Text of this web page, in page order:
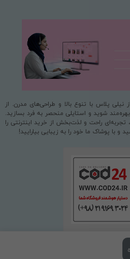
نیلی پلاس با تنوع بالا و طراحی‌های مدرن. از
شوید و استایلی منحصر به فرد بسازید.
راحت و لذت‌بخش از خرید اینترنتی را
و با پوشاک ما خود را به زیبایی بیارایید!
نیلی پلاس فقط برای مقاصد غیرتجاری و با ذکر